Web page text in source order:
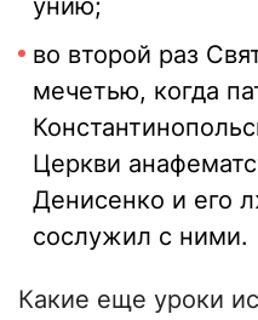
унию;
во второй раз
мечетью, когда
Церкви
Денисенко и его
сослужил с ними.
Какие еще уроки